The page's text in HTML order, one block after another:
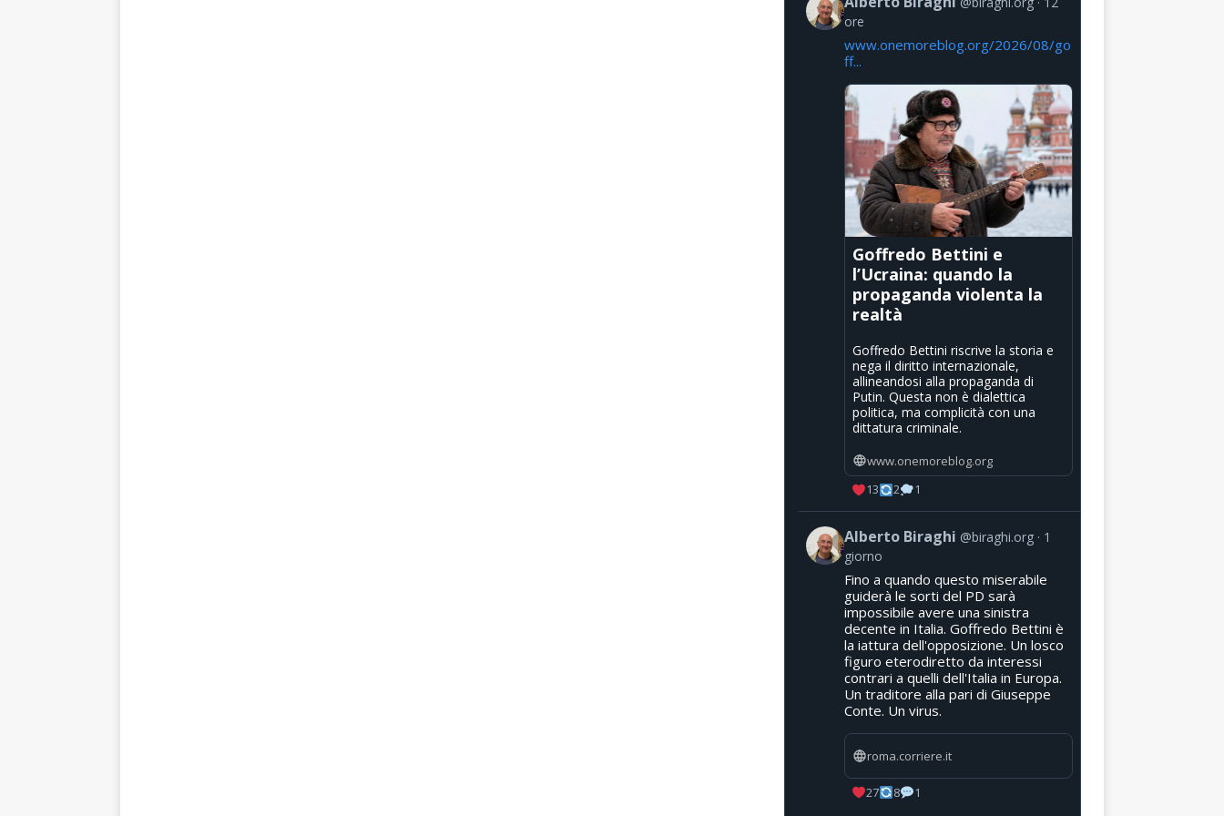
ore
www.onemoreblog.org/2026/08/go
ff...
Goffredo Bettini e
l’Ucraina: quando la
propaganda violenta la
realtà
Goffredo Bettini riscrive la storia e
nega il diritto internazionale,
allineandosi alla propaganda di
Putin. Questa non è dialettica
politica, ma complicità con una
dittatura criminale.
www.onemoreblog.org
13
2 1
Alberto Biraghi @biraghi.org
1
giorno
Fino a quando questo miserabile
guiderà le sorti del PD sarà
impossibile avere una sinistra
decente in Italia. Goffredo Bettini è
la iattura dell'opposizione. Un losco
figuro eterodiretto da interessi
contrari a quelli dell'Italia in Europa.
Un traditore alla pari di Giuseppe
Conte. Un virus.
roma.corriere.it
27 8 1